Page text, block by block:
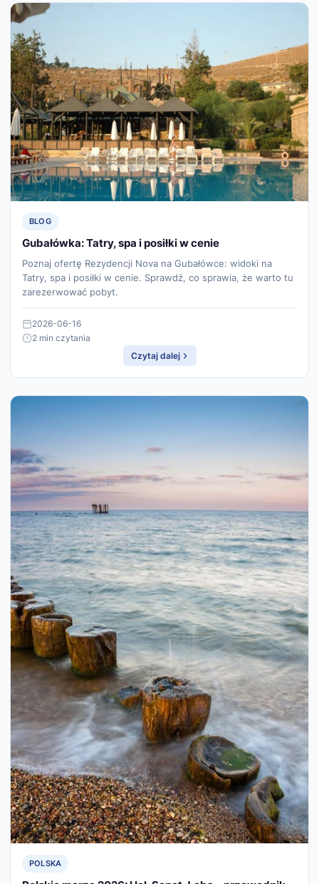
BLOG
Gubałówka: Tatry, spa i posiłki w cenie
Poznaj ofertę Rezydencji Nova na Gubałówce: widoki na
Tatry, spa i posiłki w cenie. Sprawdź, co sprawia, że warto tu
zarezerwować pobyt.
2026-06-16
2 min czytania
Czytaj dalej
POLSKA